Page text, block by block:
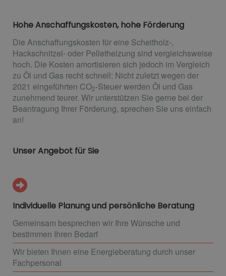
Hohe Anschaffungskosten, hohe Förderung
Die Anschaffungskosten für eine Scheitholz-,
Hackschnitzel- oder Pelletheizung sind vergleichsweise
hoch. Die Kosten amortisieren sich jedoch im Vergleich
zu Öl und Gas recht schnell: Nicht zuletzt wegen der
2021 eingeführten CO2-Steuer werden Öl und Gas
zunehmend teurer. Wir unterstützen Sie gerne bei der
Beantragung Ihrer Förderung, sprechen Sie uns einfach
an!
Unser Angebot für Sie
Individuelle Planung und persönliche Beratung
Gemeinsam besprechen wir Ihre Wünsche und
bestimmen Ihren Bedarf
Wir bieten Ihnen eine Energieberatung durch unser
Fachpersonal